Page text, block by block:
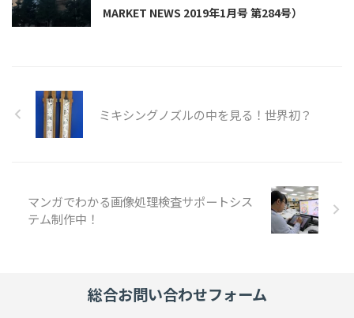
MARKET NEWS 2019年1月号 第284号）
ミキシングノズルの中を見る！世界初？
マンガでわかる画像処理検査サポートシス
テム制作中！
総合お問い合わせフォーム